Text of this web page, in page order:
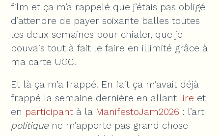
film et ça m’a rappelé que j’étais pas obligé
d’attendre de payer soixante balles toutes
les deux semaines pour chialer, que je
pouvais tout à fait le faire en illimité grâce à
ma carte UGC.
Et là ça m’a frappé. En fait ça m’avait déjà
frappé la semaine dernière en allant lire et
en participant à la ManifestoJam2026 : l’art
politiquene m’apporte pas grand chose